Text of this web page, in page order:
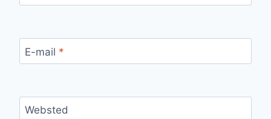
E-mail *
Websted